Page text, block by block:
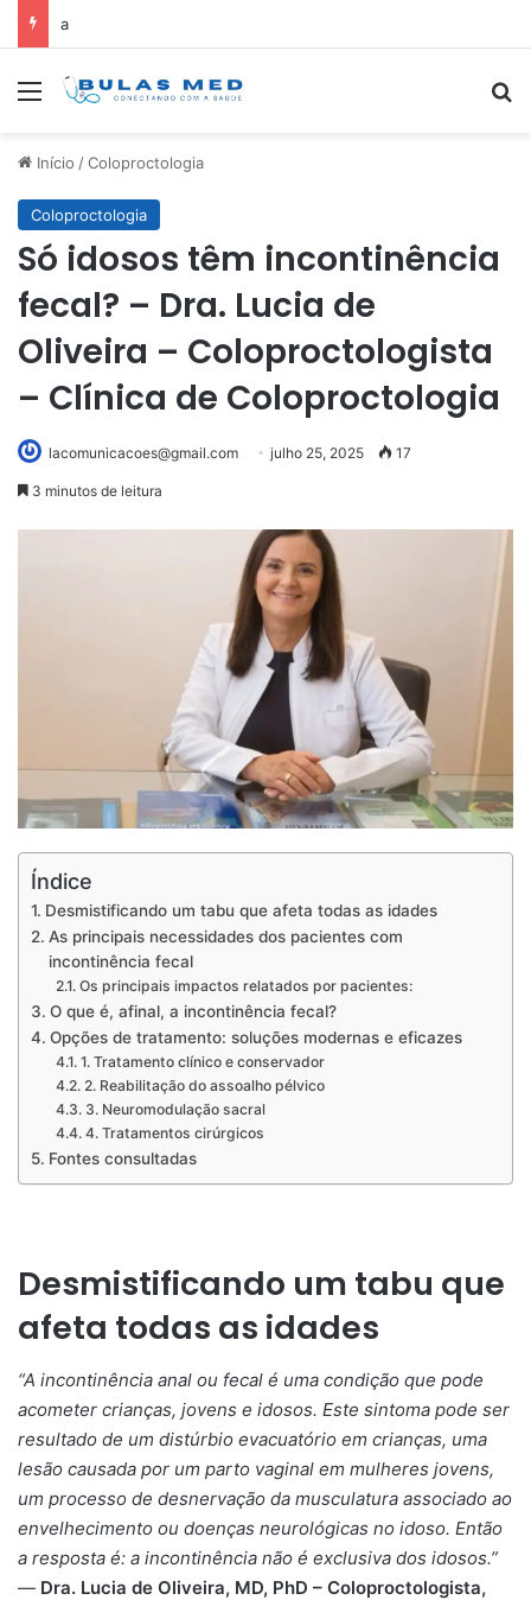
a
Menu
Início /Coloproctologia
Coloproctologia
Só idosos têm incontinência
fecal? – Dra. Lucia de
Oliveira – Coloproctologista
– Clínica de Coloproctologia
lacomunicacoes@gmail.com julho 25, 2025 17
3 minutos de leitura
Índice
Desmistificando um tabu que afeta todas as idades
As principais necessidades dos pacientes com
incontinência fecal
Os principais impactos relatados por pacientes:
O que é, afinal, a incontinência fecal?
Opções de tratamento: soluções modernas e eficazes
1. Tratamento clínico e conservador
2. Reabilitação do assoalho pélvico
3. Neuromodulação sacral
4. Tratamentos cirúrgicos
Fontes consultadas
Desmistificando um tabu que
afeta todas as idades
“A incontinência anal ou fecal é uma condição que pode
acometer crianças, jovens e idosos. Este sintoma pode ser
resultado de um distúrbio evacuatório em crianças, uma
lesão causada por um parto vaginal em mulheres jovens,
um processo de desnervação da musculatura associado ao
envelhecimento ou doenças neurológicas no idoso. Então
a resposta é: a incontinência não é exclusiva dos idosos.”
— Dra. Lucia de Oliveira, MD, PhD – Coloproctologista,